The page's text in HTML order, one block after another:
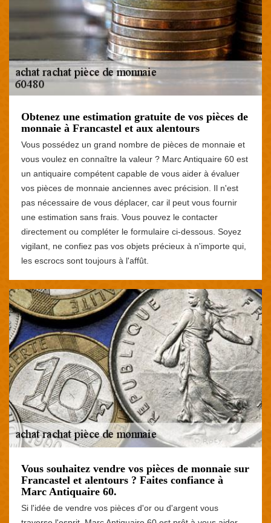
Obtenez une estimation gratuite de vos pièces de
monnaie à Francastel et aux alentours
Vous possédez un grand nombre de pièces de monnaie et
vous voulez en connaître la valeur ? Marc Antiquaire 60 est
un antiquaire compétent capable de vous aider à évaluer
vos pièces de monnaie anciennes avec précision. Il n'est
pas nécessaire de vous déplacer, car il peut vous fournir
une estimation sans frais. Vous pouvez le contacter
directement ou compléter le formulaire ci-dessous. Soyez
vigilant, ne confiez pas vos objets précieux à n'importe qui,
les escrocs sont toujours à l'affût.
Vous souhaitez vendre vos pièces de monnaie sur
Francastel et alentours ? Faites confiance à
Marc Antiquaire 60.
Si l'idée de vendre vos pièces d'or ou d'argent vous